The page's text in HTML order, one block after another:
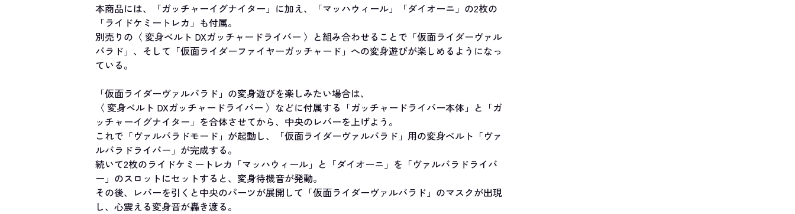
本商品には、「ガッチャーイグナイター」に加え、「マッハウィール」「ダイオーニ」の2枚の
「ライドケミートレカ」も付属。
別売りの〈 変身ベルト DXガッチャードライバー 〉と組み合わせることで「仮面ライダーヴァル
バラド」、そして「仮面ライダーファイヤーガッチャード」への変身遊びが楽しめるようになっ
ている。
「仮面ライダーヴァルバラド」の変身遊びを楽しみたい場合は、
〈 変身ベルト DXガッチャードライバー 〉などに付属する「ガッチャードライバー本体」と「ガ
ッチャーイグナイター」を合体させてから、中央のレバーを上げよう。
これで「ヴァルバラドモード」が起動し、「仮面ライダーヴァルバラド」用の変身ベルト「ヴァ
ルバラドライバー」が完成する。
続いて2枚のライドケミートレカ「マッハウィール」と「ダイオーニ」を「ヴァルバラドライバ
ー」のスロットにセットすると、変身待機音が発動。
その後、レバーを引くと中央のパーツが展開して「仮面ライダーヴァルバラド」のマスクが出現
し、心震える変身音が轟き渡る。